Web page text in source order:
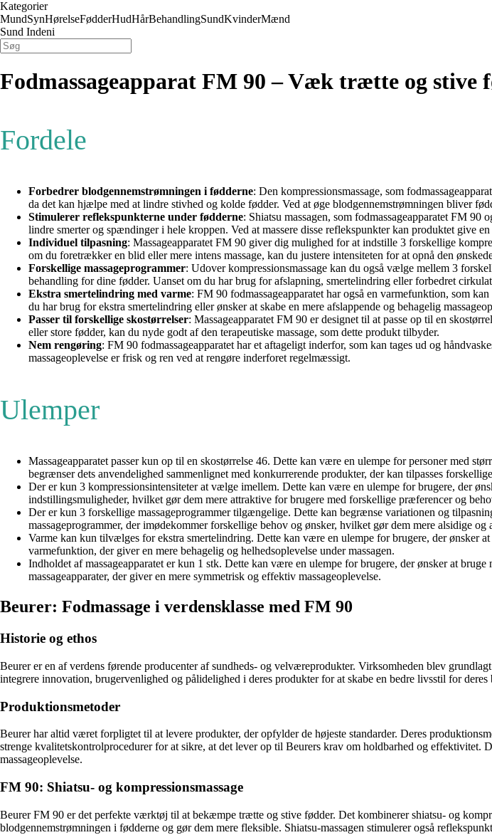
Kategorier
MundSynHørelseFødderHudHårBehandlingSundKvinderMænd
Sund Indeni
Fodmassageapparat FM 90 – Væk trætte og stive
Fordele
Forbedrer blodgennemstrømningen i fødderne: Den kompressionsmassage, som
da det kan hjælpe med at lindre stivhed og kolde fødder. Ved at øge blodgennemstrømningen bliver
Stimulerer reflekspunkterne under fødderne: Shiatsu massagen, som fodmassageapparatet FM
lindre smerter og spændinger i hele kroppen. Ved at massere disse reflekspunkter kan produktet give
Individuel tilpasning: Massageapparatet FM 90 giver dig mulighed for at indstille 3 forskellige
om du foretrækker en blid eller mere intens massage, kan du justere intensiteten for at opnå den
Forskellige massageprogrammer: Udover kompressionsmassage kan du også vælge mellem 3
behandling for dine fødder. Uanset om du har brug for afslapning, smertelindring eller forbedret
Ekstra smertelindring med varme: FM 90 fodmassageapparatet har også en varmefunktion, som
du har brug for ekstra smertelindring eller ønsker at skabe en mere afslappende og behagelig
Passer til forskellige skostørrelser: Massageapparatet FM 90 er designet til at passe op til en
eller store fødder, kan du nyde godt af den terapeutiske massage, som dette produkt tilbyder.
Nem rengøring: FM 90 fodmassageapparatet har et aftageligt inderfor, som kan tages ud og
massageoplevelse er frisk og ren ved at rengøre inderforet regelmæssigt.
Ulemper
Massageapparatet passer kun op til en skostørrelse 46. Dette kan være en ulempe for personer med
begrænser dets anvendelighed sammenlignet med konkurrerende produkter, der kan tilpasses
Der er kun 3 kompressionsintensiteter at vælge imellem. Dette kan være en ulempe for brugere, der
indstillingsmuligheder, hvilket gør dem mere attraktive for brugere med forskellige præferencer og
Der er kun 3 forskellige massageprogrammer tilgængelige. Dette kan begrænse variationen og
massageprogrammer, der imødekommer forskellige behov og ønsker, hvilket gør dem mere alsidige og
Varme kan kun tilvælges for ekstra smertelindring. Dette kan være en ulempe for brugere, der ønsker
varmefunktion, der giver en mere behagelig og helhedsoplevelse under massagen.
Indholdet af massageapparatet er kun 1 stk. Dette kan være en ulempe for brugere, der ønsker at
massageapparater, der giver en mere symmetrisk og effektiv massageoplevelse.
Beurer: Fodmassage i verdensklasse med FM 90
Historie og ethos
Beurer er en af verdens førende producenter af sundheds- og velværeprodukter. Virksomheden blev
integrere innovation, brugervenlighed og pålidelighed i deres produkter for at skabe en bedre livsstil for deres
Produktionsmetoder
Beurer har altid været forpligtet til at levere produkter, der opfylder de højeste standarder. Deres
strenge kvalitetskontrolprocedurer for at sikre, at det lever op til Beurers krav om holdbarhed og effektivitet.
massageoplevelse.
FM 90: Shiatsu- og kompressionsmassage
Beurer FM 90 er det perfekte værktøj til at bekæmpe trætte og stive fødder. Det kombinerer shiatsu- og
blodgennemstrømningen i fødderne og gør dem mere fleksible. Shiatsu-massagen stimulerer også